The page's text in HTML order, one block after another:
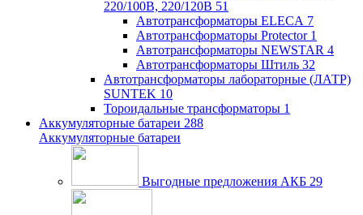
220/100В, 220/120В 51
Автотрансформаторы ELECA 7
Автотрансформаторы Protector 1
Автотрансформаторы NEWSTAR 4
Автотрансформаторы Штиль 32
Автотрансформаторы лабораторные (ЛАТР)
SUNTEK 10
Тороидальные трансформаторы 1
Аккумуляторные батареи 288
Аккумуляторные батареи
Выгодные предложения АКБ 29